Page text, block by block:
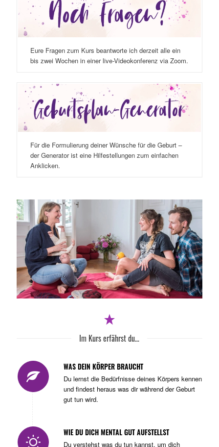
Eure Fragen zum Kurs beantworte ich derzeit alle ein
bis zwei Wochen in einer live-Videokonferenz via Zoom.
Für die Formulierung deiner Wünsche für die Geburt –
der Generator ist eine Hilfestellungen zum einfachen
Anklicken.
Im Kurs erfährst du…
WAS DEIN KÖRPER BRAUCHT
Du lernst die Bedürfnisse deines Körpers kennen
und findest heraus was dir während der Geburt
gut tun wird.
WIE DU DICH MENTAL GUT AUFSTELLST
Du verstehst was du tun kannst, um dich